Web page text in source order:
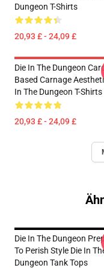
Dungeon T-Shirts
20,93 £ - 24,09 £
Die In The Dungeon
Based Carnage
In The Dungeon T-Shirts
20,93 £ - 24,09 £
Die In The Dungeon
To Perish Style Die In
Dungeon Tank Tops